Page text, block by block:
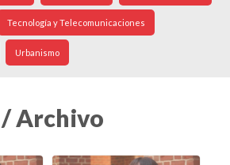
Tecnología y Telecomunicaciones
Urbanismo
/ Archivo